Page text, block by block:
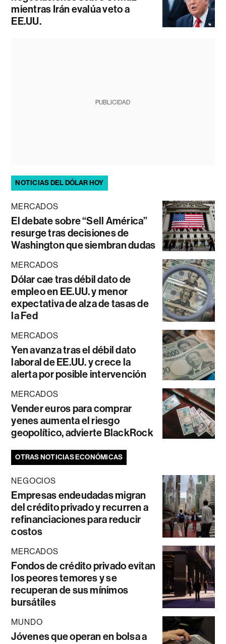
mientras Irán evalúa veto a
EE.UU.
PUBLICIDAD
NOTICIAS DEL DÓLAR HOY
MERCADOS
El debate sobre “Sell América”
resurge tras decisiones de
Washington que siembran dudas
MERCADOS
Dólar cae tras débil dato de
empleo en EE.UU. y menor
expectativa de alza de tasas de
la Fed
MERCADOS
Yen avanza tras el débil dato
laboral de EE.UU. y crece la
alerta por posible intervención
MERCADOS
Vender euros para comprar
yenes aumenta el riesgo
geopolítico, advierte BlackRock
OTRAS NOTICIAS ECONÓMICAS
NEGOCIOS
Empresas endeudadas migran
del crédito privado y recurren a
refinanciaciones para reducir
costos
MERCADOS
Fondos de crédito privado evitan
los peores temores y se
recuperan de sus mínimos
bursátiles
MUNDO
Jóvenes que operan en bolsa a